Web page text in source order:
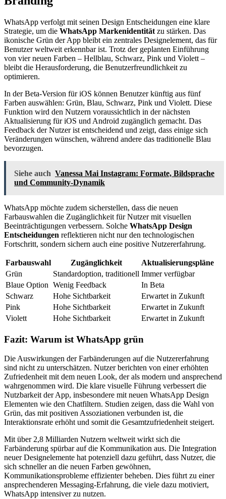
WhatsApp verfolgt mit seinen Design Entscheidungen eine klare
Strategie, um die WhatsApp Markenidentität zu stärken. Das
ikonische Grün der App bleibt ein zentrales Designelement, das für
Benutzer weltweit erkennbar ist. Trotz der geplanten Einführung
von vier neuen Farben – Hellblau, Schwarz, Pink und Violett –
bleibt die Herausforderung, die Benutzerfreundlichkeit zu
optimieren.
In der Beta-Version für iOS können Benutzer künftig aus fünf
Farben auswählen: Grün, Blau, Schwarz, Pink und Violett. Diese
Funktion wird den Nutzern voraussichtlich in der nächsten
Aktualisierung für iOS und Android zugänglich gemacht. Das
Feedback der Nutzer ist entscheidend und zeigt, dass einige sich
Veränderungen wünschen, während andere das traditionelle Blau
bevorzugen.
Siehe auch Vanessa Mai Instagram: Formate, Bildsprache
und Community-Dynamik
WhatsApp möchte zudem sicherstellen, dass die neuen
Farbauswahlen die Zugänglichkeit für Nutzer mit visuellen
Beeinträchtigungen verbessern. Solche WhatsApp Design
Entscheidungen reflektieren nicht nur den technologischen
Fortschritt, sondern sichern auch eine positive Nutzererfahrung.
Farbauswahl Zugänglichkeit
Aktualisierungspläne
Grün
Standardoption, traditionell Immer verfügbar
Blaue Option Wenig Feedback
In Beta
Schwarz
Hohe Sichtbarkeit
Erwartet in Zukunft
Pink
Hohe Sichtbarkeit
Erwartet in Zukunft
Violett
Hohe Sichtbarkeit Erwartet in Zukunft
Fazit: Warum ist WhatsApp grün
Die Auswirkungen der Farbänderungen auf die Nutzererfahrung
sind nicht zu unterschätzen. Nutzer berichten von einer erhöhten
Zufriedenheit mit dem neuen Look, der als modern und ansprechend
wahrgenommen wird. Die klare visuelle Führung verbessert die
Nutzbarkeit der App, insbesondere mit neuen WhatsApp Design
Elementen wie den Chatfiltern. Studien zeigen, dass die Wahl von
Grün, das mit positiven Assoziationen verbunden ist, die
Interaktionsrate erhöht und somit die Gesamtzufriedenheit steigert.
Mit über 2,8 Milliarden Nutzern weltweit wirkt sich die
Farbänderung spürbar auf die Kommunikation aus. Die Integration
neuer Designelemente hat potenziell dazu geführt, dass Nutzer, die
sich schneller an die neuen Farben gewöhnen,
Kommunikationsprobleme effizienter beheben. Dies führt zu einer
ansprechenderen Messaging-Erfahrung, die viele dazu motiviert,
WhatsApp intensiver zu nutzen.